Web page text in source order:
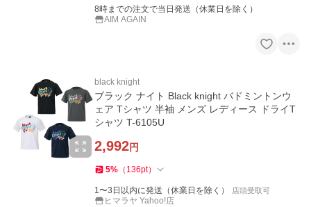
8時までの注文で当日発送（休業日を除く）
AIM AGAIN
black knight
ブラック ナイト Black knight バドミントンウ
ェア Tシャツ 半袖 メンズ レディース ドライT
シャツ T-6105U
2,992円
5% （ 136pt）
1〜3日以内に発送（休業日を除く） 店頭受取可
ヒマラヤ Yahoo!店